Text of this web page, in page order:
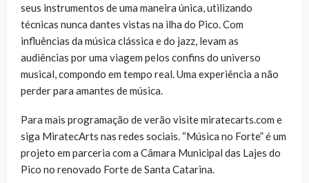
seus instrumentos de uma maneira única, utilizando
técnicas nunca dantes vistas na ilha do Pico. Com
influências da música clássica e do jazz, levam as
audiências por uma viagem pelos confins do universo
musical, compondo em tempo real. Uma experiência a não
perder para amantes de música.
Para mais programação de verão visite miratecarts.com e
siga MiratecArts nas redes sociais. “Música no Forte” é um
projeto em parceria com a Câmara Municipal das Lajes do
Pico no renovado Forte de Santa Catarina.